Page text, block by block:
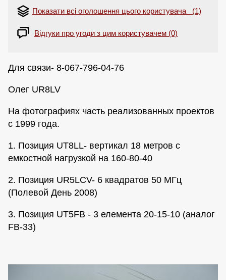
Показати всі оголошення цього користувача (1)
Відгуки про угоди з цим користувачем (0)
Для связи- 8-067-796-04-76
Олег UR8LV
На фотографиях часть реализованных проектов
с 1999 года.
1. Позиция UT8LL- вертикал 18 метров с
емкостной нагрузкой на 160-80-40
2. Позиция UR5LCV- 6 квадратов 50 МГц
(Полевой День 2008)
3. Позиция UT5FB - 3 елемента 20-15-10 (аналог
FB-33)